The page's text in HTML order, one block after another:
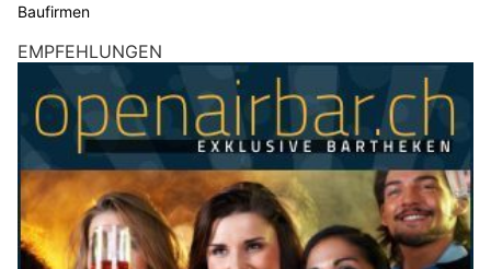
Baufirmen
EMPFEHLUNGEN